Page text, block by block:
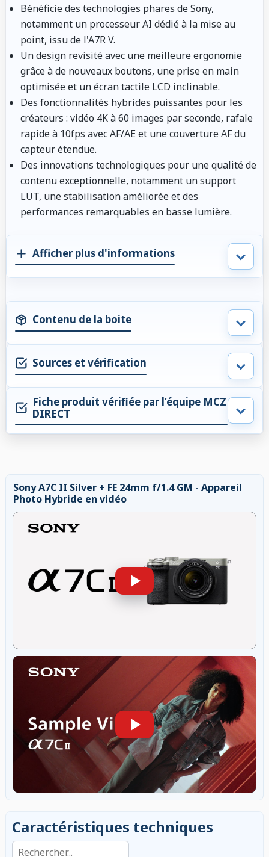
Bénéficie des technologies phares de Sony,
notamment un processeur AI dédié à la mise au
point, issu de l'A7R V.
Un design revisité avec une meilleure ergonomie
grâce à de nouveaux boutons, une prise en main
optimisée et un écran tactile LCD inclinable.
Des fonctionnalités hybrides puissantes pour les
créateurs : vidéo 4K à 60 images par seconde, rafale
rapide à 10fps avec AF/AE et une couverture AF du
capteur étendue.
Des innovations technologiques pour une qualité de
contenu exceptionnelle, notamment un support
LUT, une stabilisation améliorée et des
performances remarquables en basse lumière.
Afficher plus d'informations
Contenu de la boite
Sources et vérification
Fiche produit vérifiée par l’équipe MCZ
DIRECT
Sony A7C II Silver + FE 24mm f/1.4 GM - Appareil
Photo Hybride en vidéo
Caractéristiques techniques
Rechercher dans les caractéristiques